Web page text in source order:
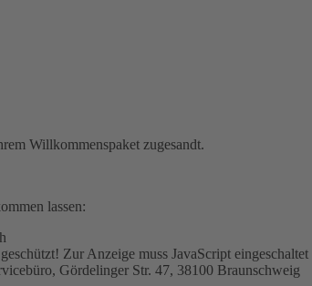
Willkommenspaket zugesandt.
lassen:
Zur Anzeige muss JavaScript eingeschaltet
Gördelinger Str. 47, 38100 Braunschweig